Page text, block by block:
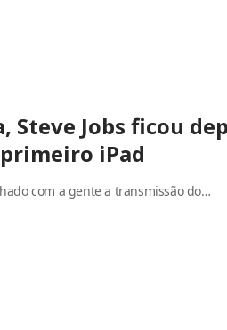
Steve Jobs ficou
iPad
com a gente a transmissão do…